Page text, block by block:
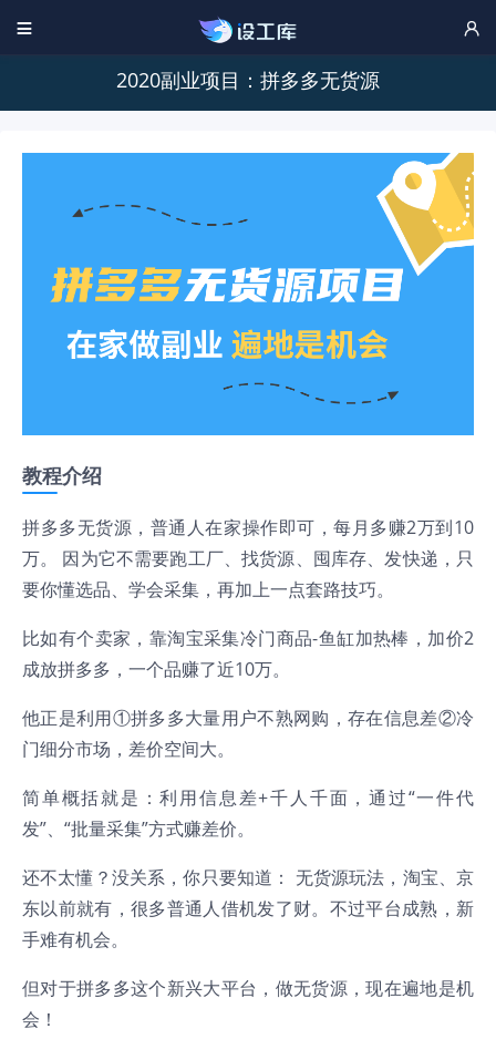
 
2020副业项目：拼多多无货源
教程介绍
拼多多无货源，普通人在家操作即可，每月多赚2万到10
万。 因为它不需要跑工厂、找货源、囤库存、发快递，只
要你懂选品、学会采集，再加上一点套路技巧。
比如有个卖家，靠淘宝采集冷门商品-鱼缸加热棒，加价2
成放拼多多，一个品赚了近10万。
他正是利用①拼多多大量用户不熟网购，存在信息差②冷
门细分市场，差价空间大。
简单概括就是：利用信息差+千人千面，通过“一件代
发”、“批量采集”方式赚差价。
还不太懂？没关系，你只要知道： 无货源玩法，淘宝、京
东以前就有，很多普通人借机发了财。不过平台成熟，新
手难有机会。
但对于拼多多这个新兴大平台，做无货源，现在遍地是机
会！